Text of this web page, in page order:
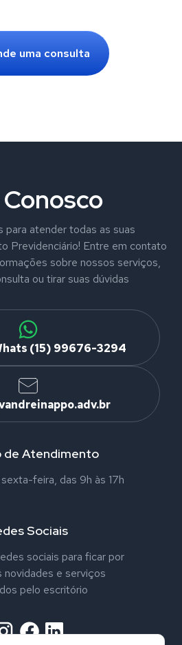
uma consulta
Conosco
para atender todas as suas
Previdenciário! Entre em contato
sobre nossos serviços,
ou tirar suas dúvidas
(15) 99676-3294
de Atendimento
feira, das 9h às 17h
Sociais
sociais para ficar por
novidades e serviços
pelo escritório